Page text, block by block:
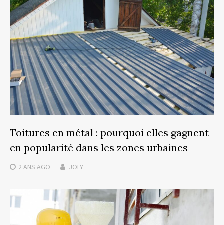
Toitures en métal : pourquoi elles gagnent
en popularité dans les zones urbaines
2 ANS AGO JOLY